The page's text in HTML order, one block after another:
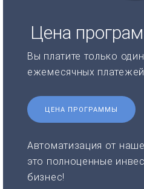
Цена
Вы платите только
ежемесячных
ЦЕНА ПРОГРАММЫ
Автоматизация от
это полноценные
бизнес!